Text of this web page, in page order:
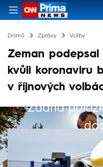
Domů Zprávy Volby
Zeman
kvůli koronaviru
v říjnových
Žádná
Výběr redakce